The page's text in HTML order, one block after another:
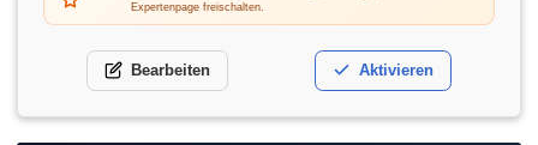
Expertenpage freischalten.
Bearbeiten Aktivieren